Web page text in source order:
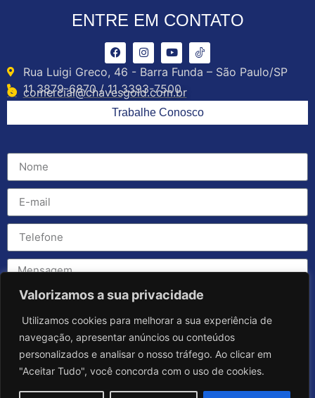
Valorizamos a sua privacidade
Utilizamos cookies para melhorar a sua experiência de
navegação, apresentar anúncios ou conteúdos
personalizados e analisar o nosso tráfego. Ao clicar em
"Aceitar Tudo", você concorda com o uso de cookies.
ENTRE EM CONTATO
Rua Luigi Greco, 46 - Barra Funda – São Paulo/SP
11 3879-6870 / 11 3393-7500
comercial@chavesgold.com.br
Trabalhe Conosco